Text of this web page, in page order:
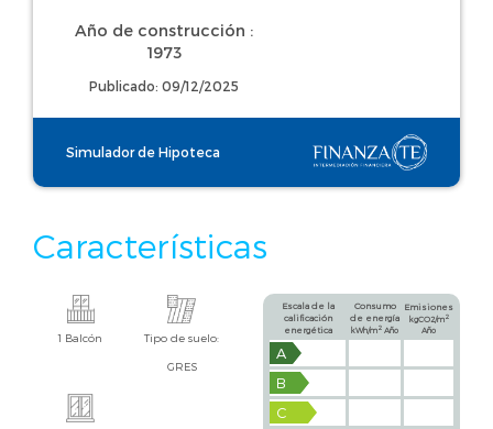
Año de construcción :
1973
Publicado: 09/12/2025
Simulador de Hipoteca
Características
1 Balcón Tipo de suelo:
GRES
Escala de la
calificación
energética
Consumo
de energía
kWh/m2 Año
Emisiones
kgCO2/m 2
Año
A
B
C